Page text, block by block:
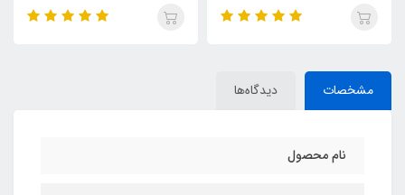
مشخصات دیدگاه‌ها
نام محصول